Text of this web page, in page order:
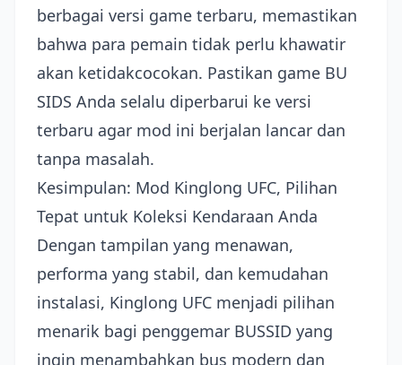
berbagai versi game terbaru, memastikan
bahwa para pemain tidak perlu khawatir
akan ketidakcocokan. Pastikan game BU
SIDS Anda selalu diperbarui ke versi
terbaru agar mod ini berjalan lancar dan
tanpa masalah.
Kesimpulan: Mod Kinglong UFC, Pilihan
Tepat untuk Koleksi Kendaraan Anda
Dengan tampilan yang menawan,
performa yang stabil, dan kemudahan
instalasi, Kinglong UFC menjadi pilihan
menarik bagi penggemar BUSSID yang
ingin menambahkan bus modern dan